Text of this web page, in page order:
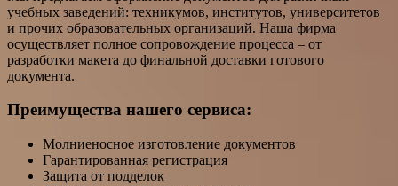
учебных заведений: техникумов, институтов, университетов
и прочих образовательных организаций. Наша фирма
осуществляет полное сопровождение процесса – от
разработки макета до финальной доставки готового
документа.
Преимущества нашего сервиса:
Молниеносное изготовление документов
Гарантированная регистрация
Защита от подделок